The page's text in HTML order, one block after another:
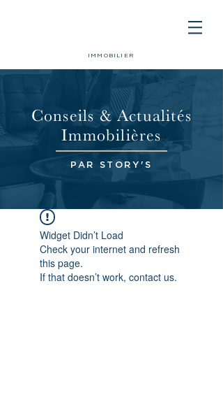
IMMOBILIER
Conseils & Actualités
Immobilières
PAR STORY'S
Widget Didn’t Load
Check your internet and refresh
this page.
If that doesn’t work, contact us.